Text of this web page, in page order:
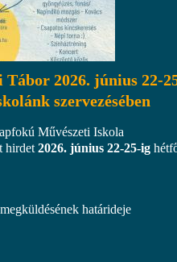
Tábor 2026. június 22-
szervezésében
Művészeti Iskola
hirdet 2026. június 22-25-ig
határideje